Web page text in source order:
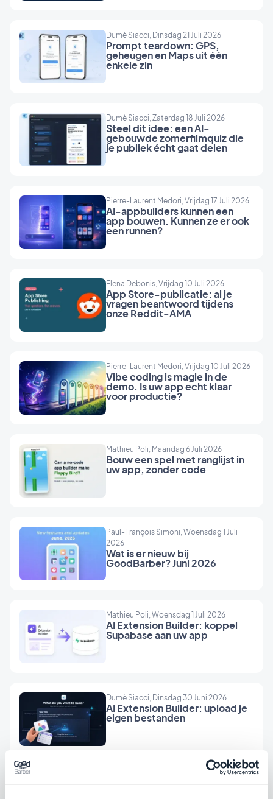
Dumè Siacci, Dinsdag 21 Juli 2026
Prompt teardown: GPS,
geheugen en Maps uit één
enkele zin
Dumè Siacci, Zaterdag 18 Juli 2026
Steel dit idee: een AI-
gebouwde zomerfilmquiz die
je publiek écht gaat delen
Pierre-Laurent Medori, Vrijdag 17 Juli 2026
AI-appbuilders kunnen een
app bouwen. Kunnen ze er ook
een runnen?
Elena Debonis, Vrijdag 10 Juli 2026
App Store-publicatie: al je
vragen beantwoord tijdens
onze Reddit-AMA
Pierre-Laurent Medori, Vrijdag 10 Juli 2026
Vibe coding is magie in de
demo. Is uw app echt klaar
voor productie?
Mathieu Poli, Maandag 6 Juli 2026
Bouw een spel met ranglijst in
uw app, zonder code
Paul-François Simoni, Woensdag 1 Juli
2026
Wat is er nieuw bij
GoodBarber? Juni 2026
Mathieu Poli, Woensdag 1 Juli 2026
AI Extension Builder: koppel
Supabase aan uw app
Dumè Siacci, Dinsdag 30 Juni 2026
AI Extension Builder: upload je
eigen bestanden